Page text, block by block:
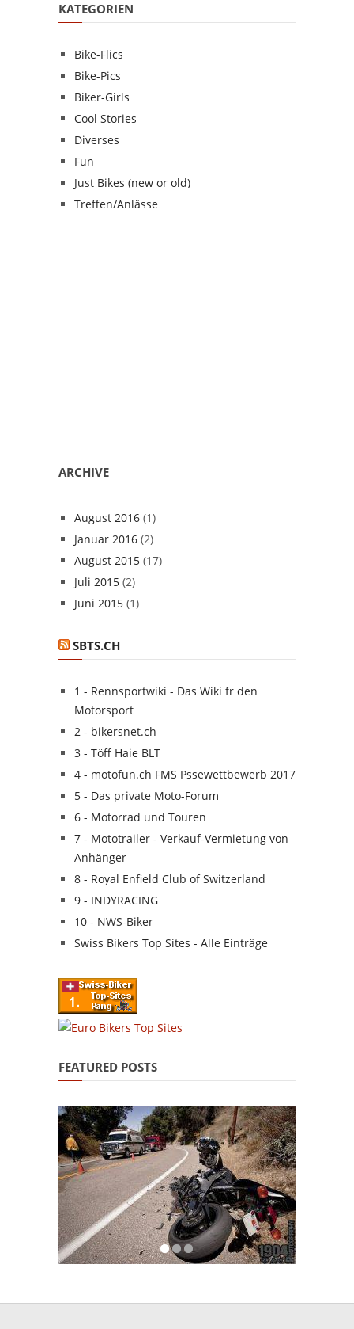
KATEGORIEN
Bike-Flics
Bike-Pics
Biker-Girls
Cool Stories
Diverses
Fun
Just Bikes (new or old)
Treffen/Anlässe
ARCHIVE
August 2016(1)
Januar 2016(2)
August 2015(17)
Juli 2015(2)
Juni 2015(1)
SBTS.CH
1 - Rennsportwiki - Das Wiki fr den
Motorsport
2 - bikersnet.ch
3 - Töff Haie BLT
4 - motofun.ch FMS Pssewettbewerb 2017
5 - Das private Moto-Forum
6 - Motorrad und Touren
7 - Mototrailer - Verkauf-Vermietung von
Anhänger
8 - Royal Enfield Club of Switzerland
9 - INDYRACING
10 - NWS-Biker
Swiss Bikers Top Sites - Alle Einträge
FEATURED POSTS